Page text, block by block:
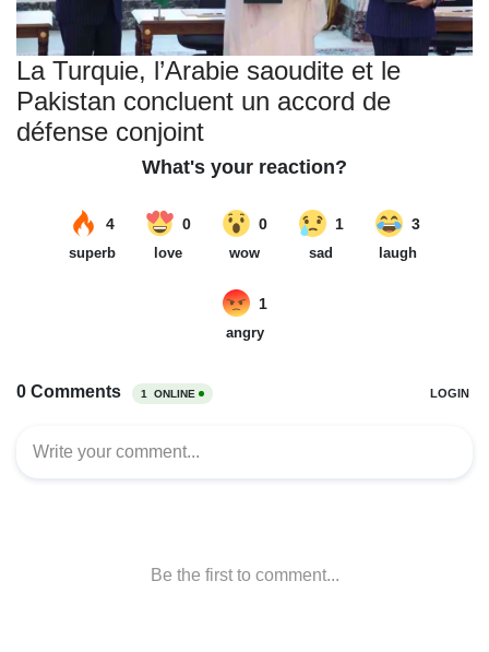
La Turquie, l’Arabie saoudite et le
Pakistan concluent un accord de
défense conjoint